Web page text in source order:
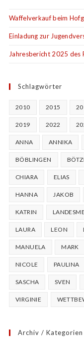
Waffelverkauf beim
Einladung zur
Jahresbericht 2025 des
Schlagwörter
2010 2015
2019 2022
ANNA ANNIKA
BÖBLINGEN
CHIARA ELIAS
HANNA JAKOB
KATRIN
LAURA LEON
MANUELA MARK
NICOLE PAULINA
SASCHA SVEN
VIRGINIE
Archiv / Kategorien